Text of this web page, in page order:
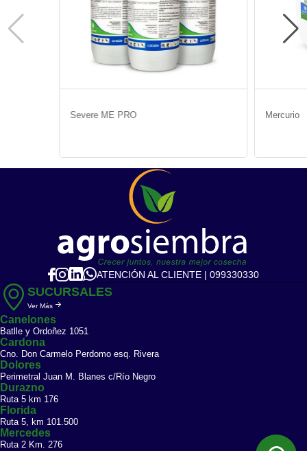
Severe ME PRO Mercurio
ATENCIÓN AL CLIENTE | 099330330
SUCURSALES
Ver Más
Canelones
Batlle y Ordoñez 1051
Cardona
Cno. Don Carmelo Perdomo esq. Rivera
Dolores
Perimetral Juan M. Blanes c/Río Negro
Durazno
Ruta 5 km 176
Florida
Ruta 5, km 101.500
Mercedes
Ruta 2 Km. 276